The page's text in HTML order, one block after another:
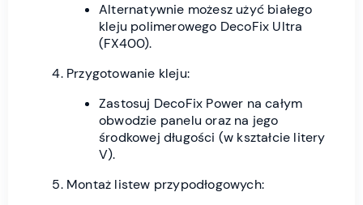
Alternatywnie możesz użyć białego
kleju polimerowego DecoFix Ultra
(FX400).
Przygotowanie kleju:
Zastosuj DecoFix Power na całym
obwodzie panelu oraz na jego
środkowej długości (w kształcie litery
V).
Montaż listew przypodłogowych: